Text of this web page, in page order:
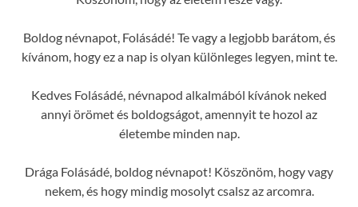
Boldog névnapot, Folásádé! Te vagy a legjobb barátom, és
kívánom, hogy ez a nap is olyan különleges legyen, mint te.
Kedves Folásádé, névnapod alkalmából kívánok neked
annyi örömet és boldogságot, amennyit te hozol az
életembe minden nap.
Drága Folásádé, boldog névnapot! Köszönöm, hogy vagy
nekem, és hogy mindig mosolyt csalsz az arcomra.